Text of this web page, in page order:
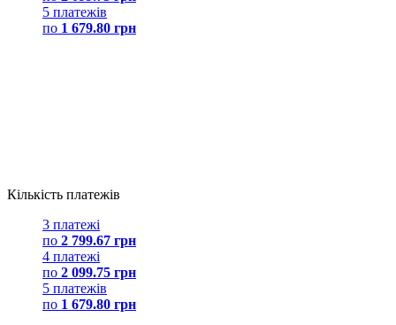
5 платежів
по 1 679.80 грн
Кількість платежів
3 платежі
по 2 799.67 грн
4 платежі
по 2 099.75 грн
5 платежів
по 1 679.80 грн